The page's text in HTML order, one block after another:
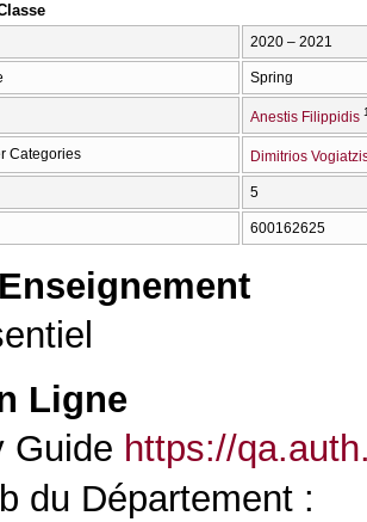
2020 – 2021
Spring
Anestis Filippidis
Categories Dimitrios
5
600162625
Ligne
Guide https://
du Département :